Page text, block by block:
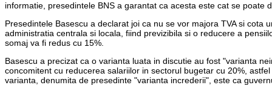
informatie, presedintele BNS a garantat ca acesta este cat se poate
Presedintele Basescu a declarat joi ca nu se vor majora TVA si
administratia centrala si locala, fiind previzibila si o reducere a
somaj va fi redus cu 15%.
Basescu a precizat ca o varianta luata in discutie au fost "varianta
concomitent cu reducerea salariilor in sectorul bugetar cu 20%,
varianta, denumita de presedinte "varianta increderii", este ca